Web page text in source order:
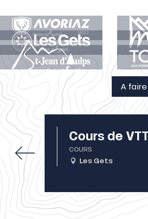
A
Cours de
COURS
Les Gets